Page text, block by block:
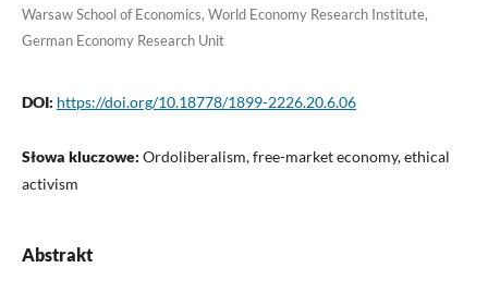
Warsaw School of Economics, World Economy Research Institute,
German Economy Research Unit
DOI: https://doi.org/10.18778/1899-2226.20.6.06
Słowa kluczowe: Ordoliberalism, free-market economy, ethical
activism
Abstrakt